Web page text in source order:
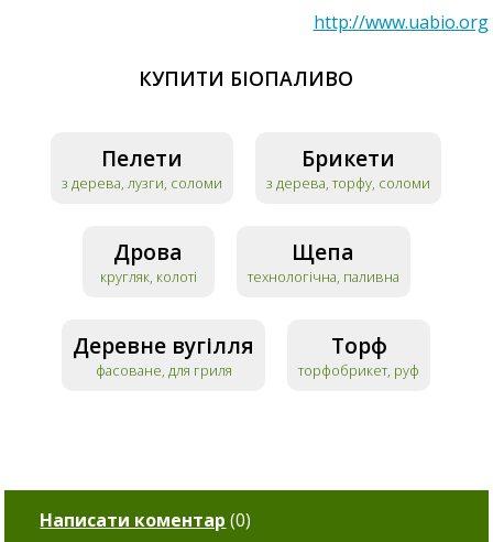
http://www.uabio.org
КУПИТИ БІОПАЛИВО
Пелети
з дерева, лузги, соломи
Брикети
з дерева, торфу, соломи
Дрова
кругляк, колоті
Щепа
технологічна, паливна
Деревне вугілля
фасоване, для гриля
Торф
торфобрикет, руф
Написати коментар (0)